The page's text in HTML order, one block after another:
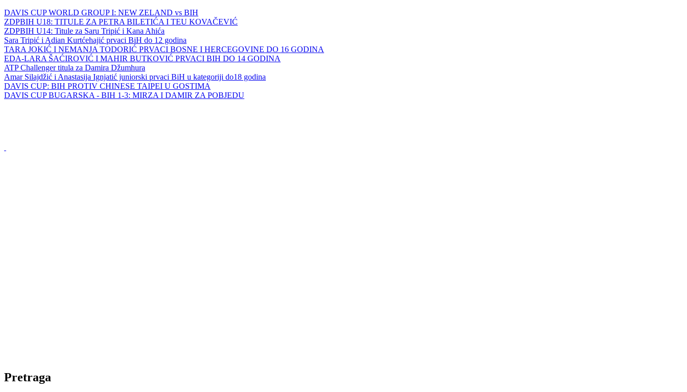
DAVIS CUP WORLD GROUP I: NEW ZELAND vs BIH
ZDPBIH U18: TITULE ZA PETRA BILETIĆA I TEU KOVAČEVIĆ
ZDPBIH U14: Titule za Saru Tripić i Kana Ahića
Sara Tripić i Adian Kurtćehajić prvaci BiH do 12 godina
TARA JOKIĆ I NEMANJA TODORIĆ PRVACI BOSNE I HERCEGOVINE DO 16 GODINA
EDA-LARA ŠAĆIROVIĆ I MAHIR BUTKOVIĆ PRVACI BIH DO 14 GODINA
ATP Challenger titula za Damira Džumhura
Amar Silajdžić i Anastasija Ignjatić juniorski prvaci BiH u kategoriji do18 godina
DAVIS CUP: BIH PROTIV CHINESE TAIPEI U GOSTIMA
DAVIS CUP BUGARSKA - BIH 1-3: MIRZA I DAMIR ZA POBJEDU
Pretraga